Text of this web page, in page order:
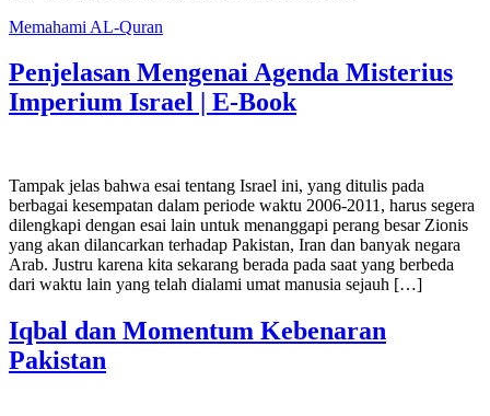
Memahami AL-Quran
Penjelasan Mengenai Agenda Misterius
Imperium Israel | E-Book
Tampak jelas bahwa esai tentang Israel ini, yang ditulis pada
berbagai kesempatan dalam periode waktu 2006-2011, harus segera
dilengkapi dengan esai lain untuk menanggapi perang besar Zionis
yang akan dilancarkan terhadap Pakistan, Iran dan banyak negara
Arab. Justru karena kita sekarang berada pada saat yang berbeda
dari waktu lain yang telah dialami umat manusia sejauh […]
Iqbal dan Momentum Kebenaran
Pakistan